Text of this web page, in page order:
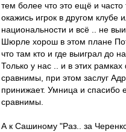
тем более что это ещё и часто
окажись игрок в другом клубе
национальности и всё .. не
Шюрле хорош в этом плане
что там кто и где выиграл до
Только у нас .. и в этих
сравнимы, при этом заслуг
принижает. Умница и спасибо
сравнимы.
А к Сашиному "Раз.. за